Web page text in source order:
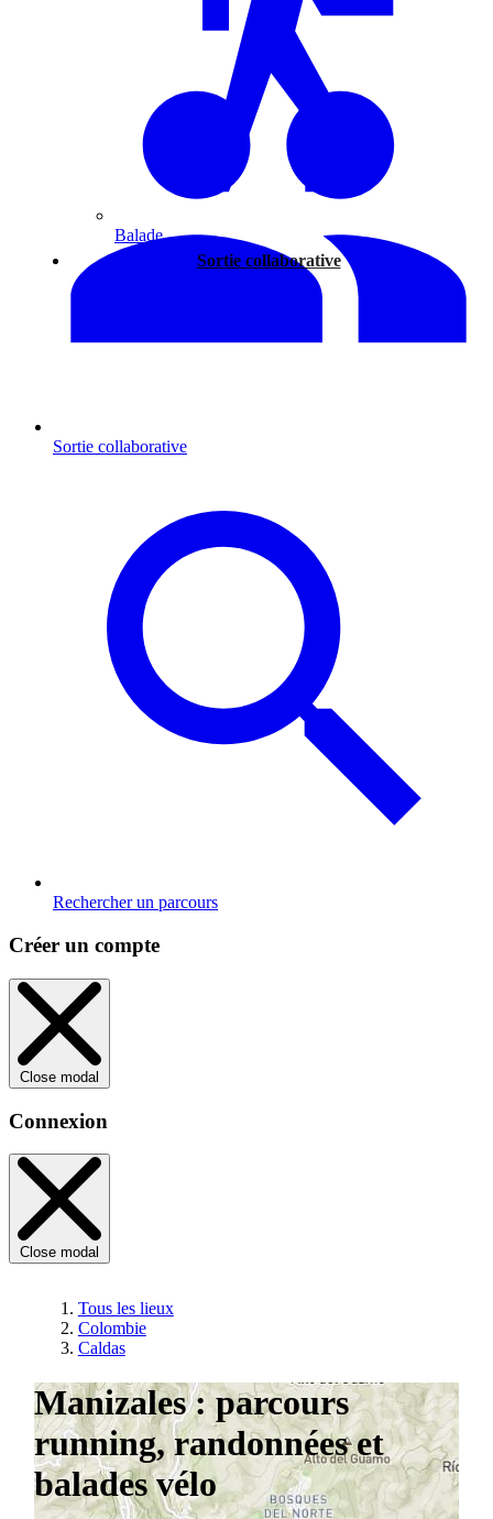
Balade
Sortie collaborative
Sortie collaborative
Rechercher un parcours
Créer un compte
Close modal
Connexion
Close modal
Tous les lieux
Colombie
Caldas
Manizales : parcours
running, randonnées et
balades vélo